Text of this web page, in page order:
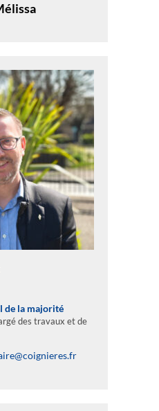
de la majorité
des travaux et de